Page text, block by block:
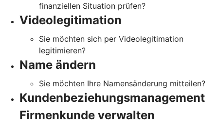
finanziellen Situation prüfen?
Videolegitimation
Sie möchten sich per Videolegitimation
legitimieren?
Name ändern
Sie möchten Ihre Namensänderung mitteilen?
Kundenbeziehungsmanagement
Firmenkunde verwalten